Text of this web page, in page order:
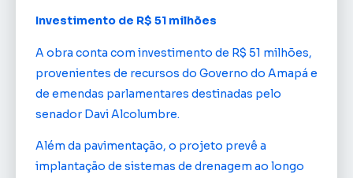
Investimento de R$ 51 milhões
A obra conta com investimento de R$ 51 milhões,
provenientes de recursos do Governo do Amapá e
de emendas parlamentares destinadas pelo
senador Davi Alcolumbre.
Além da pavimentação, o projeto prevê a
implantação de sistemas de drenagem ao longo